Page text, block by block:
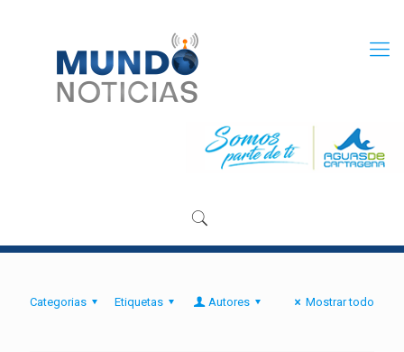
Categorias Etiquetas Autores Mostrar todo